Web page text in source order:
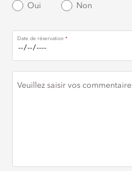
Oui Non
Date de réservation
Veuillez saisir vos